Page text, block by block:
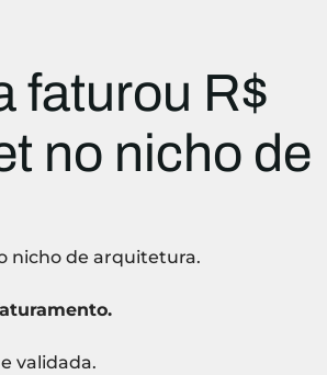
faturou R$
no nicho de
nicho de arquitetura.
validada.